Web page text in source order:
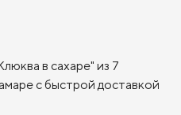
в сахаре" из 7
с быстрой доставкой